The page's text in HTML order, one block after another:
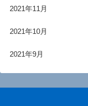
2021年11月
2021年10月
2021年9月